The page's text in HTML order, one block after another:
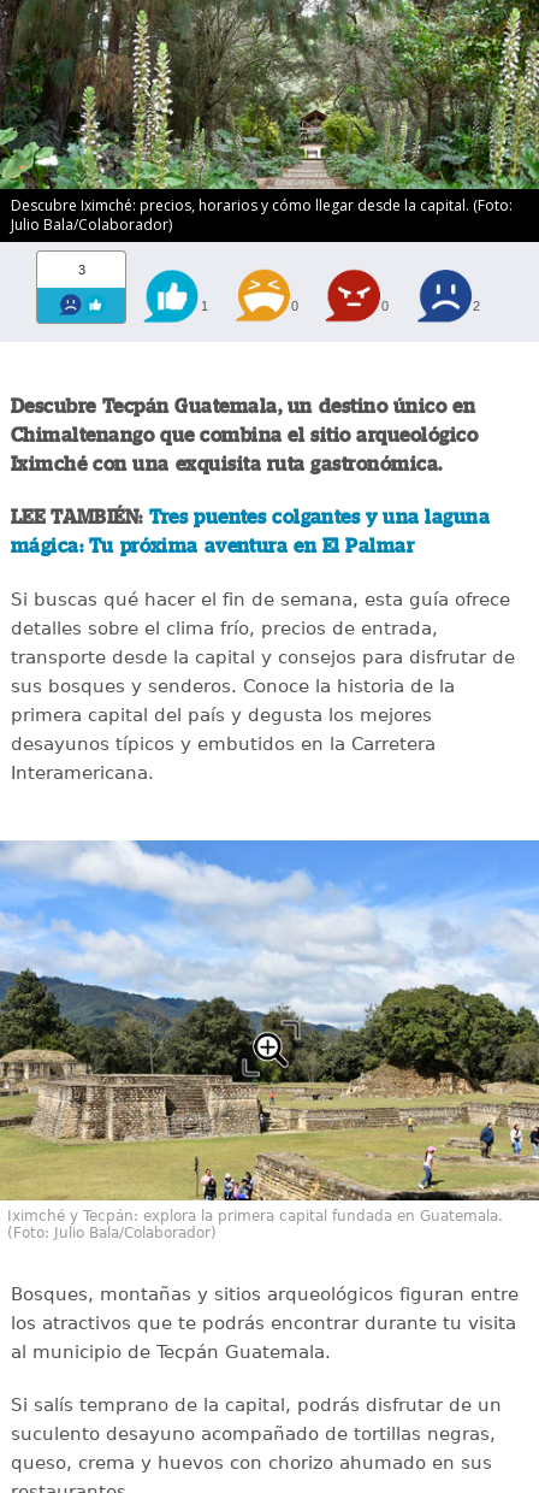
Descubre Iximché: precios, horarios y cómo llegar desde la capital. (Foto:
Julio Bala/Colaborador)
3
1 0 0 2
Descubre Tecpán Guatemala, un destino único en
Chimaltenango que combina el sitio arqueológico
Iximché con una exquisita ruta gastronómica.
LEE TAMBIÉN: Tres puentes colgantes y una laguna
mágica: Tu próxima aventura en El Palmar
Si buscas qué hacer el fin de semana, esta guía ofrece
detalles sobre el clima frío, precios de entrada,
transporte desde la capital y consejos para disfrutar de
sus bosques y senderos. Conoce la historia de la
primera capital del país y degusta los mejores
desayunos típicos y embutidos en la Carretera
Interamericana.
Iximché y Tecpán: explora la primera capital fundada en Guatemala.
(Foto: Julio Bala/Colaborador)
Bosques, montañas y sitios arqueológicos figuran entre
los atractivos que te podrás encontrar durante tu visita
al municipio de Tecpán Guatemala.
Si salís temprano de la capital, podrás disfrutar de un
suculento desayuno acompañado de tortillas negras,
queso, crema y huevos con chorizo ahumado en sus